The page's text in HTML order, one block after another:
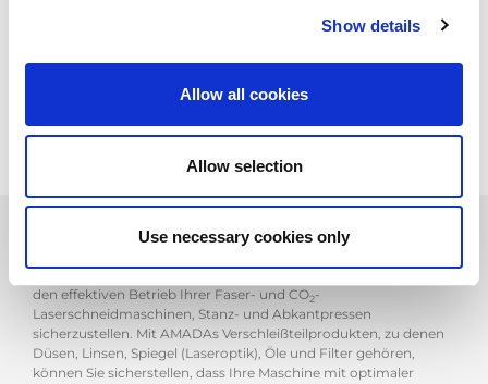
Show details
Allow all cookies
Allow selection
Use necessary cookies only
ANFRAGEPORTAL FÜR NIEDERLANDE
den effektiven Betrieb Ihrer Faser- und CO2-
Laserschneidmaschinen, Stanz- und Abkantpressen
sicherzustellen. Mit AMADAs Verschleißteilprodukten, zu denen
Düsen, Linsen, Spiegel (Laseroptik), Öle und Filter gehören,
können Sie sicherstellen, dass Ihre Maschine mit optimaler